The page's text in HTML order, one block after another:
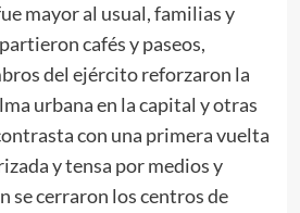
mayor al usual, familias y
cafés y paseos,
del ejército reforzaron la
urbana en la capital y otras
con una primera vuelta
y tensa por medios y
se cerraron los centros de